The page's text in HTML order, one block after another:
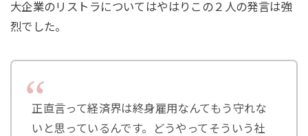
大企業のリストラについてはやはりこの２人の発言は強
烈でした。
正直言って経済界は終身雇用なんてもう守れな
いと思っているんです。どうやってそういう社